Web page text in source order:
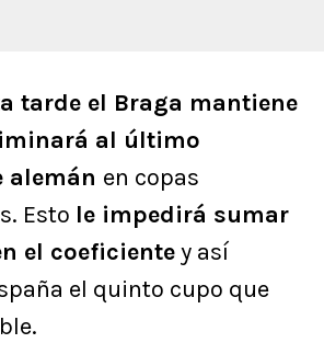
tarde el Braga mantiene
al último
alemán en copas
Esto le impedirá sumar
el coeficientey así
el quinto cupo que